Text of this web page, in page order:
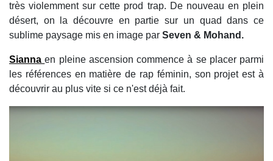
très violemment sur cette prod trap. De nouveau en plein
désert, on la découvre en partie sur un quad dans ce
sublime paysage mis en image par Seven & Mohand.
Siannaen pleine ascension commence à se placer parmi
les références en matière de rap féminin, son projet est à
découvrir au plus vite si ce n'est déjà fait.